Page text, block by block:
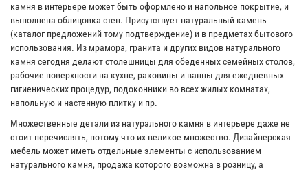
камня в интерьере может быть оформлено и напольное покрытие, и
выполнена облицовка стен. Присутствует натуральный камень
(каталог предложений тому подтверждение) и в предметах бытового
использования. Из мрамора, гранита и других видов натурального
камня сегодня делают столешницы для обеденных семейных столов,
рабочие поверхности на кухне, раковины и ванны для ежедневных
гигиенических процедур, подоконники во всех жилых комнатах,
напольную и настенную плитку и пр.
Множественные детали из натурального камня в интерьере даже не
стоит перечислять, потому что их великое множество. Дизайнерская
мебель может иметь отдельные элементы с использованием
натурального камня, продажа которого возможна в розницу, а